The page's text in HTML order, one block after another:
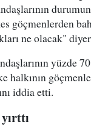
göçmenlerden
ne olacak"
yüzde
halkının
iddia etti.